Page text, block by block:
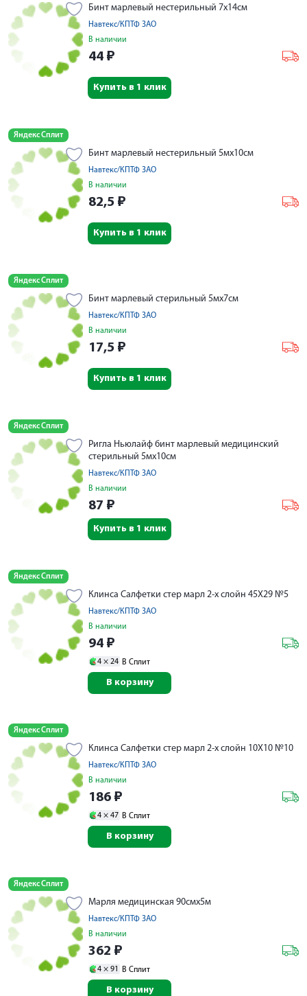
Бинт марлевый нестерильный 7х14см
Навтекс/КПТФ ЗАО
В наличии
44 ₽
Купить в 1 клик
Яндекс Сплит
Бинт марлевый нестерильный 5мх10см
Навтекс/КПТФ ЗАО
В наличии
82,5 ₽
Купить в 1 клик
Яндекс Сплит
Бинт марлевый стерильный 5мх7см
Навтекс/КПТФ ЗАО
В наличии
17,5 ₽
Купить в 1 клик
Яндекс Сплит
Ригла Ньюлайф бинт марлевый медицинский
стерильный 5мх10см
Навтекс/КПТФ ЗАО
В наличии
87 ₽
Купить в 1 клик
Яндекс Сплит
Клинса Салфетки стер марл 2-х слойн 45Х29 №5
Навтекс/КПТФ ЗАО
В наличии
94 ₽
4 × 24 В Сплит
В корзину
Яндекс Сплит
Клинса Салфетки стер марл 2-х слойн 10Х10 №10
Навтекс/КПТФ ЗАО
В наличии
186 ₽
4 × 47 В Сплит
В корзину
Яндекс Сплит
Марля медицинская 90смх5м
Навтекс/КПТФ ЗАО
В наличии
362 ₽
4 × 91 В Сплит
В корзину